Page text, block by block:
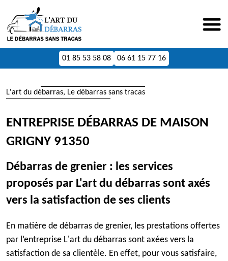
01 85 53 58 08 06 61 15 77 16
L'art du débarras, Le débarras sans tracas
ENTREPRISE DÉBARRAS DE MAISON
GRIGNY 91350
Débarras de grenier : les services
proposés par L'art du débarras sont axés
vers la satisfaction de ses clients
En matière de débarras de grenier, les prestations offertes
par l’entreprise L'art du débarras sont axées vers la
satisfaction de sa clientèle. En effet, pour vous satisfaire,